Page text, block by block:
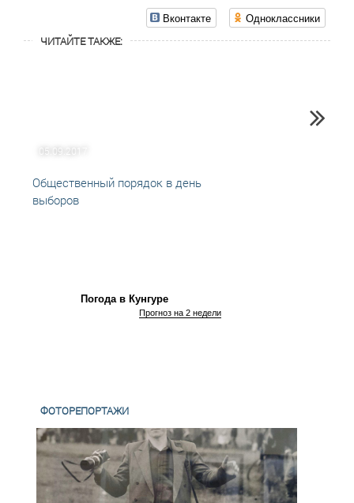
Вконтакте Одноклассники
ЧИТАЙТЕ ТАКЖЕ:
05.09.2017
Общественный порядок в день
выборов
Погода в Кунгуре
Прогноз на 2 недели
ФОТОРЕПОРТАЖИ